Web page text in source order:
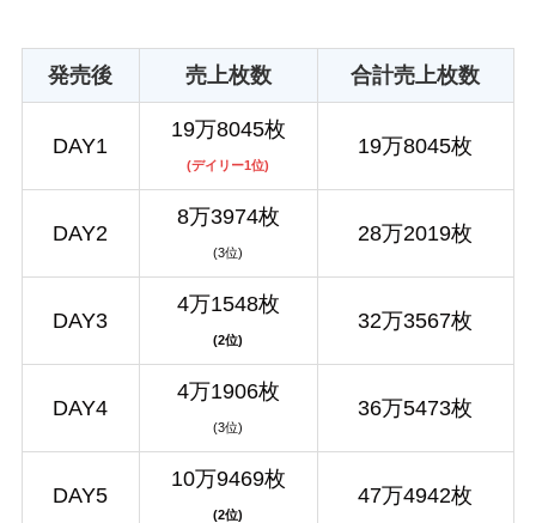
発売後 売上枚数 合計売上枚数
DAY1
19万8045枚
(デイリー1位)
19万8045枚
DAY2
8万3974枚
(3位)
28万2019枚
DAY3
4万1548枚
(2位)
32万3567枚
DAY4
4万1906枚
(3位)
36万5473枚
DAY5
10万9469枚
(2位)
47万4942枚